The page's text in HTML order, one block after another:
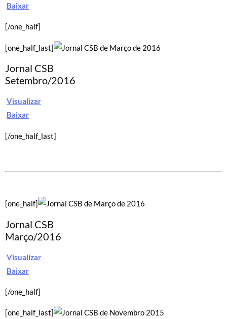
Baixar
[/one_half]
[one_half_last]
Jornal CSB
Setembro/2016
Visualizar
Baixar
[/one_half_last]
[one_half]
Jornal CSB
Março/2016
Visualizar
Baixar
[/one_half]
[one_half_last]